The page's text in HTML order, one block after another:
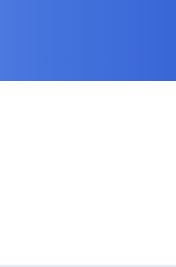
Cookieとは、web
電話番号は含まれ
。
ナリティクス」を